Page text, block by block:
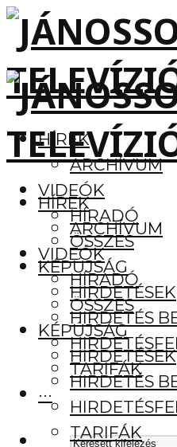
HÍREK
ARCHÍVUM
VIDEÓK
HÍRADÓ
ÖSSZES
KÉPÚJSÁG
HIRDETÉSEK
HIRDETÉS
TARIFÁK
···
HÍREK
ARCHÍVUM
VIDEÓK
HÍRADÓ
ÖSSZES
KÉPÚJSÁG
HIRDETÉSEK
HIRDETÉS
TARIFÁK